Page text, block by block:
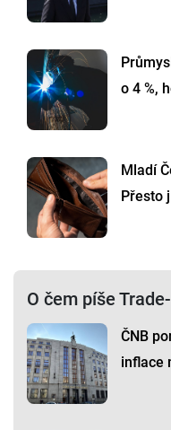
o 4 %,
Mladí
Přesto
O čem píše
ČNB
inflace